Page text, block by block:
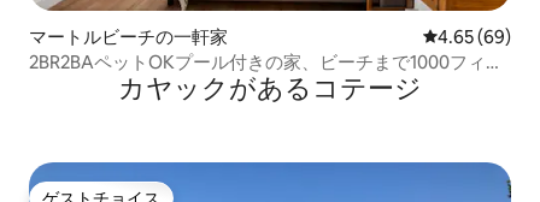
マートルビーチの一軒家 レビュー69
4.65 (69)
2BR2BAペットOKプール付きの家、ビーチまで1000フィー
カヤックがあるコテージ